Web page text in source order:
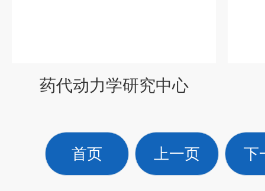
药代动力学研究中心
首页 上一页 下